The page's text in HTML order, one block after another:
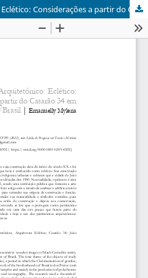
O Patrimônio Arquitetônico Eclético: Considerações a partir do Casarão 34 em João Pessoa/PB/Brasil